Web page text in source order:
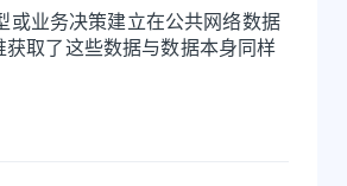
或业务决策建立在公共网络数据
获取了这些数据与数据本身同样